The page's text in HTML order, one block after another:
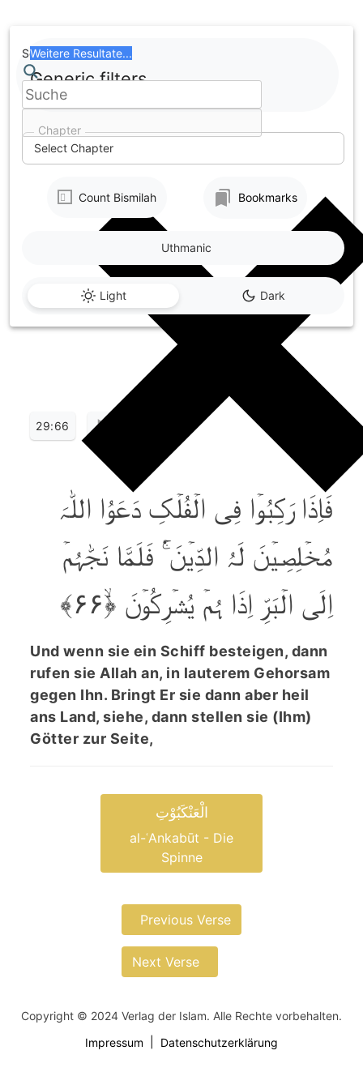
to
content
Chapter
Select Chapter
Search
Weitere Resultate...
Generic filters
Count Bismilah Bookmarks
Light Dark
Uthmanic
29:66
فَاِذَا رَکِبُوۡا فِی الۡفُلۡکِ دَعَوُا اللّٰہَ
مُخۡلِصِیۡنَ لَہُ الدِّیۡنَ ۬ۚ فَلَمَّا نَجّٰہُمۡ
اِلَی الۡبَرِّ اِذَا ہُمۡ یُشۡرِکُوۡنَ ﴿ۙ۶۶﴾
Und wenn sie ein Schiff besteigen, dann
rufen sie Allah an, in lauterem Gehorsam
gegen Ihn. Bringt Er sie dann aber heil
ans Land, siehe, dann stellen sie (Ihm)
Götter zur Seite,
الْعَنْکَبُوْتِ
al-ʿAnkabūt - Die
Spinne
Previous Verse
Next Verse
Copyright © 2024 Verlag der Islam. Alle Rechte vorbehalten.
Impressum
Datenschutzerklärung